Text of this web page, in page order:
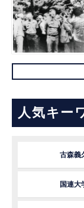
人気キー
古森義
国連大